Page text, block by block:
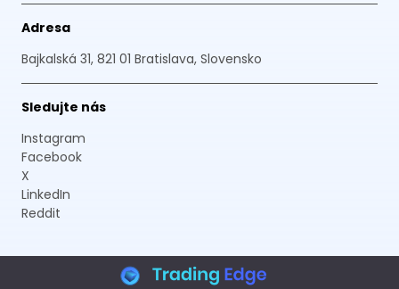
Adresa
Bajkalská 31, 821 01 Bratislava, Slovensko
Sledujte nás
Instagram
Facebook
X
LinkedIn
Reddit